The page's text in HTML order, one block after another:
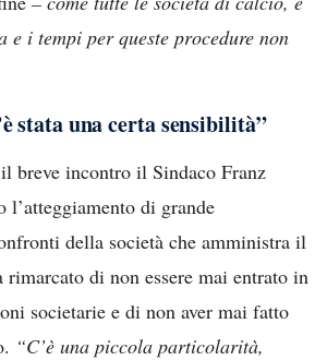
e i tempi per queste procedure non
stata una certa sensibilità”
breve incontro il Sindaco Franz
l’atteggiamento di grande
della società che amministra il
rimarcato di non essere mai entrato in
societarie e di non aver mai fatto
“C’è una piccola particolarità,